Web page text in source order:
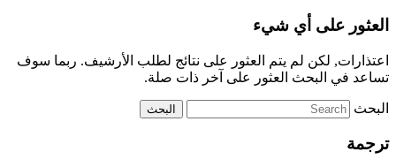
العثور على أي شيء
اعتذارات, لكن لم يتم العثور على نتائج لطلب الأرشيف. ربما سوف
تساعد في البحث العثور على آخر ذات صلة.
البحث
ترجمة